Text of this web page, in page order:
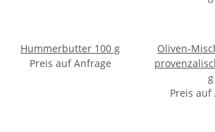
Hummerbutter 100 g
Preis auf Anfrage
Oliven-
g
Preis auf